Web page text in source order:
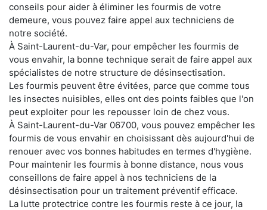
conseils pour aider à éliminer les fourmis de votre
demeure, vous pouvez faire appel aux techniciens de
notre société.
À Saint-Laurent-du-Var, pour empêcher les fourmis de
vous envahir, la bonne technique serait de faire appel aux
spécialistes de notre structure de désinsectisation.
Les fourmis peuvent être évitées, parce que comme tous
les insectes nuisibles, elles ont des points faibles que l'on
peut exploiter pour les repousser loin de chez vous.
À Saint-Laurent-du-Var 06700, vous pouvez empêcher les
fourmis de vous envahir en choisissant dès aujourd'hui de
renouer avec vos bonnes habitudes en termes d'hygiène.
Pour maintenir les fourmis à bonne distance, nous vous
conseillons de faire appel à nos techniciens de la
désinsectisation pour un traitement préventif efficace.
La lutte protectrice contre les fourmis reste à ce jour, la